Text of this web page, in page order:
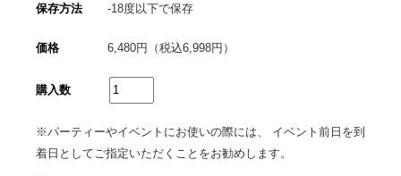
保存方法 -18度以下で保存
価格 6,480円（税込6,998円）
購入数
※パーティーやイベントにお使いの際には、
イベント前日を到
着日としてご指定いただくことをお勧めします。